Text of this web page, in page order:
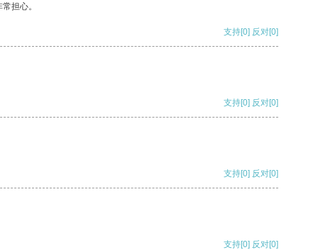
担心。
支持[0] 反对[0]
支持[0] 反对[0]
支持[0] 反对[0]
支持[0] 反对[0]